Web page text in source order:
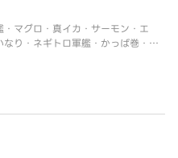
・マグロ・真イカ・サーモン・エ
なり・ネギトロ軍艦・かっぱ巻・鉄